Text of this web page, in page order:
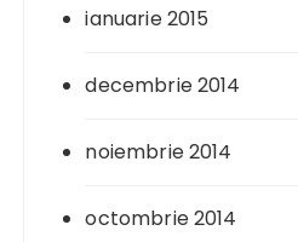
ianuarie 2015
decembrie 2014
noiembrie 2014
octombrie 2014